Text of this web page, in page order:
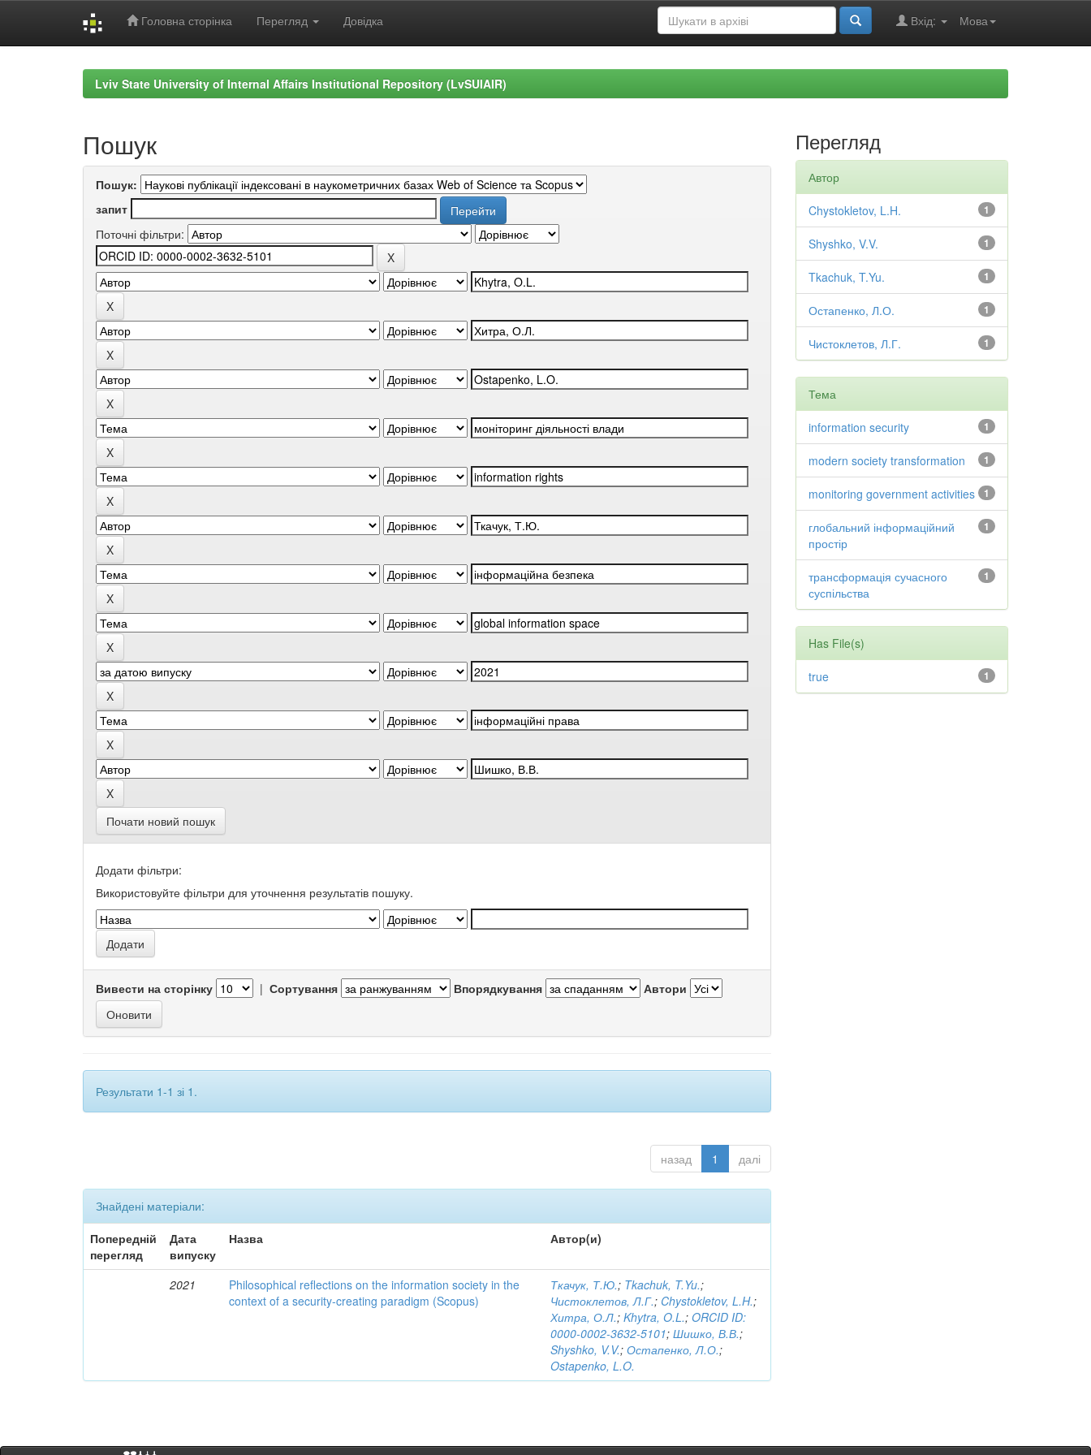
Головна сторінка Перегляд Довідка Мова
Вхід:
Lviv State University of Internal Affairs Institutional Repository (LvSUIAIR)
Пошук
Пошук:
запит
Поточні фільтри:
Почати новий пошук
Додати фільтри:
Використовуйте фільтри для уточнення результатів пошуку.
Вивести на сторінку | Сортування Впорядкування Автори
Результати 1-1 зі 1.
назад 1 далі
Знайдені матеріали:
Попередній
перегляд
Дата
випуску
Назва Автор(и)
2021
Philosophical reflections on the information society in the
context of a security-creating paradigm (Scopus)
Ткачук, Т.Ю.; Tkachuk, T.Yu.;
Чистоклетов, Л.Г.; Chystokletov, L.H.;
Хитра, О.Л.;Khytra, O.L.;ORCID ID:
0000-0002-3632-5101;Шишко, В.В.;
Shyshko, V.V.;Остапенко, Л.О.;
Ostapenko, L.O.
Перегляд
Автор
1
Chystokletov, L.H.
1
Shyshko, V.V.
1
Tkachuk, T.Yu.
1
Остапенко, Л.О.
1
Чистоклетов, Л.Г.
Тема
1
information security
1
modern society transformation
1
monitoring government activities
1
глобальний інформаційний
простір
1
трансформація сучасного
суспільства
Has File(s)
1
true